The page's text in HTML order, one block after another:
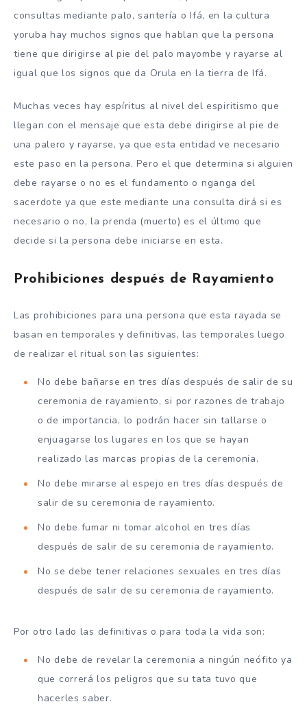
consultas mediante palo, santería o Ifá, en la cultura
yoruba hay muchos signos que hablan que la persona
tiene que dirigirse al pie del palo mayombe y rayarse al
igual que los signos que da Orula en la tierra de Ifá.
Muchas veces hay espíritus al nivel del espiritismo que
llegan con el mensaje que esta debe dirigirse al pie de
una palero y rayarse, ya que esta entidad ve necesario
este paso en la persona. Pero el que determina si alguien
debe rayarse o no es el fundamento o nganga del
sacerdote ya que este mediante una consulta dirá si es
necesario o no, la prenda (muerto) es el último que
decide si la persona debe iniciarse en esta.
Prohibiciones después de Rayamiento
Las prohibiciones para una persona que esta rayada se
basan en temporales y definitivas, las temporales luego
de realizar el ritual son las siguientes:
No debe bañarse en tres días después de salir de su
ceremonia de rayamiento, si por razones de trabajo
o de importancia, lo podrán hacer sin tallarse o
enjuagarse los lugares en los que se hayan
realizado las marcas propias de la ceremonia.
No debe mirarse al espejo en tres días después de
salir de su ceremonia de rayamiento.
No debe fumar ni tomar alcohol en tres días
después de salir de su ceremonia de rayamiento.
No se debe tener relaciones sexuales en tres días
después de salir de su ceremonia de rayamiento.
Por otro lado las definitivas o para toda la vida son:
No debe de revelar la ceremonia a ningún neófito ya
que correrá los peligros que su tata tuvo que
hacerles saber.